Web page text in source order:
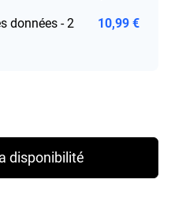
données - 2
10,99 €
€
disponibilité